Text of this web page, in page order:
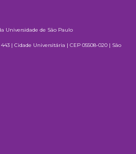
Universidade de São Paulo
| Cidade Universitária | CEP 05508-020 | São